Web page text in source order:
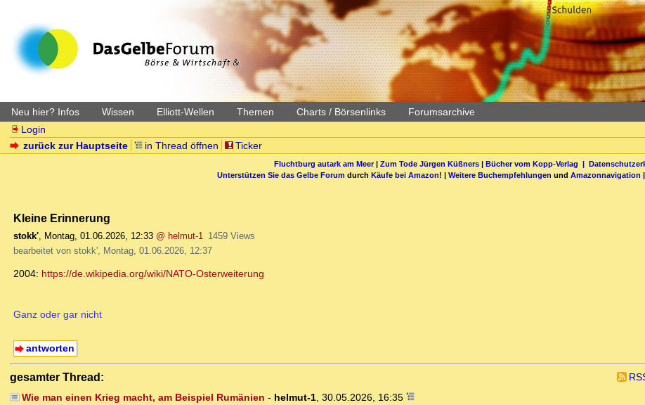
Neu hier? Infos Wissen Elliott-Wellen Themen Charts / Börsenlinks Forumsarchive
Login
zurück zur Hauptseite
in Thread öffnen Ticker
Fluchtburg autark am Meer| Zum Tode Jürgen Küßners| Bücher vom Kopp-Verlag |
Unterstützen Sie das Gelbe Forum durch Käufe bei Amazon! | Weitere Buchempfehlungen und Amazonnavigation |
Kleine Erinnerung
stokk', Montag, 01.06.2026, 12:33 @ helmut-1 1459 Views
bearbeitet von stokk', Montag, 01.06.2026, 12:37
2004: https://de.wikipedia.org/wiki/NATO-Osterweiterung
Ganz oder gar nicht
antworten
gesamter Thread:
Wie man einen Krieg macht, am Beispiel Rumänien - helmut-1, 30.05.2026, 16:35